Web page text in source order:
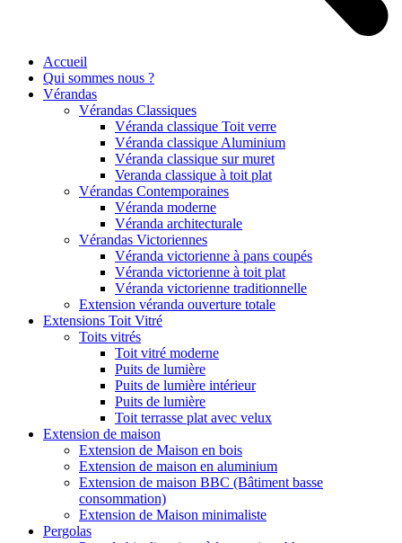
Accueil
Qui sommes nous ?
Vérandas
Vérandas Classiques
Véranda classique Toit verre
Véranda classique Aluminium
Véranda classique sur muret
Veranda classique à toit plat
Vérandas Contemporaines
Véranda moderne
Véranda architecturale
Vérandas Victoriennes
Véranda victorienne à pans coupés
Véranda victorienne à toit plat
Véranda victorienne traditionnelle
Extension véranda ouverture totale
Extensions Toit Vitré
Toits vitrés
Toit vitré moderne
Puits de lumière
Puits de lumière intérieur
Puits de lumière
Toit terrasse plat avec velux
Extension de maison
Extension de Maison en bois
Extension de maison en aluminium
Extension de maison BBC (Bâtiment basse
consommation)
Extension de Maison minimaliste
Pergolas